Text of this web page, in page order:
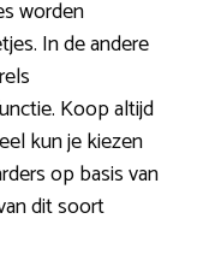
worden
In de andere
Koop altijd
kun je kiezen
op basis van
dit soort